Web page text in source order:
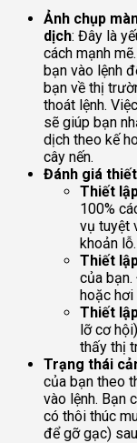
Ảnh chụp
dịch: Đây là
cách mạnh
bạn vào lệnh
bạn về thị
thoát lệnh.
sẽ giúp bạn
dịch theo kế
cây nến.
Đánh giá
Thiết
100%
vụ tuyệt
khoản lỗ.
Thiết
của
hoặc hơi
Thiết
lỡ cơ
thấy thị
Trạng thái
của bạn theo
vào lệnh. Bạn
có thôi thúc
để gỡ gạc)